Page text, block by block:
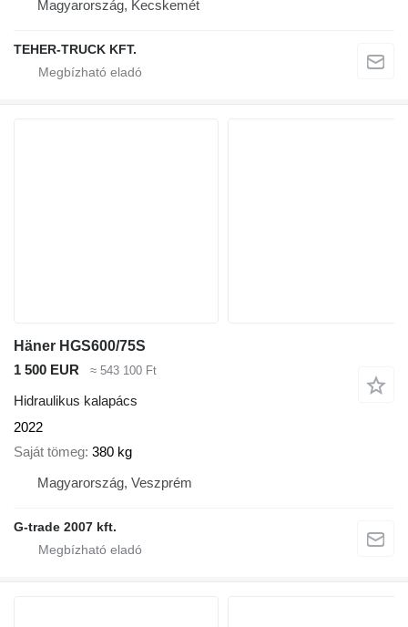
Magyarország, Kecskemét
TEHER-TRUCK KFT.
Häner HGS600/75S
1 500 EUR
≈ 543 100 Ft
Hidraulikus kalapács
2022
Saját tömeg 380 kg
Magyarország, Veszprém
G-trade 2007 kft.